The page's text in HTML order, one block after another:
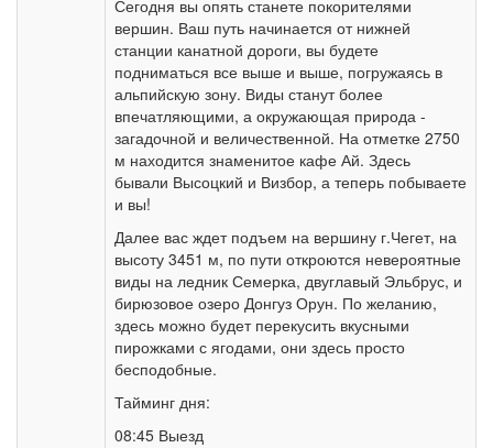
Сегодня вы опять станете покорителями
вершин. Ваш путь начинается от нижней
станции канатной дороги, вы будете
подниматься все выше и выше, погружаясь в
альпийскую зону. Виды станут более
впечатляющими, а окружающая природа -
загадочной и величественной. На отметке 2750
м находится знаменитое кафе Ай. Здесь
бывали Высоцкий и Визбор, а теперь побываете
и вы!
Далее вас ждет подъем на вершину г.Чегет, на
высоту 3451 м, по пути откроются невероятные
виды на ледник Семерка, двуглавый Эльбрус, и
бирюзовое озеро Донгуз Орун. По желанию,
здесь можно будет перекусить вкусными
пирожками с ягодами, они здесь просто
бесподобные.
Тайминг дня:
08:45 Выезд